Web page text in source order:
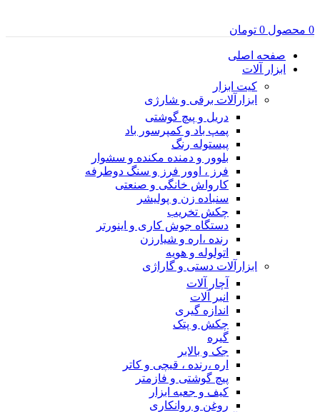
0 محصول 0 تومان
صفحه اصلی
ابزار آلات
کیت ابزار
ابزارآلات برقی و شارژی
دریل و پیچ گوشتی
پمپ باد و کمپرسور باد
پیستوله رنگ
بلوور و دمنده مکنده و سشوار
فرز ، اوور فرز و سنگ دوطرفه
کارواش خانگی و صنعتی
سنباده زن و پولیشر
چکش تخریب
دستگاه جوش کاری و اینورتر
رنده ،اره و شیارزن
اتولوله و هویه
ابزارآلات دستی و گاراژی
آچار آلات
انبر آلات
اندازه گیری
چکش و پتک
گیره
جک و بالابر
اره ،رنده ، قیچی و کاتر
پیچ گوشتی و فازمتر
کیف و جعبه ابزار
روغن و روانکاری